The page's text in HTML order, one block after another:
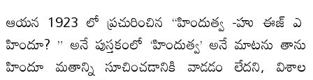
ఆయన 1923 లో ప్రచురించిన “హిందుత్వ -హు ఈజ్ ఎ
హిందూ? ” అనే పుస్తకంలో ‘హిందుత్వ’ అనే మాటను తాను
హిందూ మతాన్ని సూచించడానికి వాడడం లేదని, విశాల